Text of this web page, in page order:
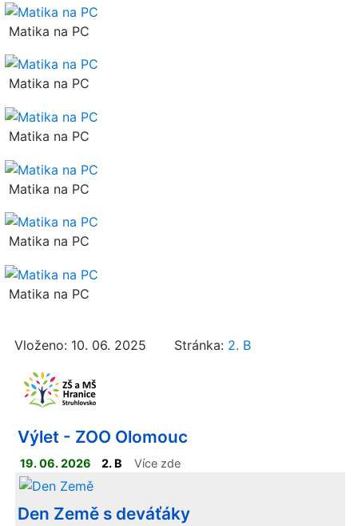
Matika na PC
Matika na PC
Matika na PC
Matika na PC
Matika na PC
Matika na PC
Vloženo: 10. 06. 2025 Stránka: 2. B
Výlet - ZOO Olomouc
19. 06. 2026 2. B Více zde
Den Země s deváťáky